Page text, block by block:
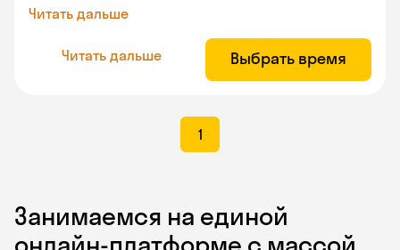
Читать дальше
Читать дальше Выбрать время
1
Занимаемся на единой